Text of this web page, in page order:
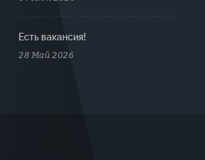
Есть вакансия!
28 Май 2026